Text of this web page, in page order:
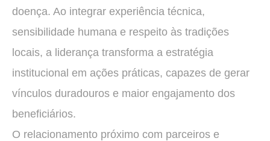
doença. Ao integrar experiência técnica,
sensibilidade humana e respeito às tradições
locais, a liderança transforma a estratégia
institucional em ações práticas, capazes de gerar
vínculos duradouros e maior engajamento dos
beneficiários.
O relacionamento próximo com parceiros e